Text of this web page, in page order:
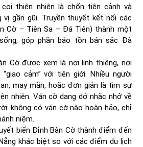
thiên nhiên là chốn tiên cảnh và
vị gần gũi. Truyền thuyết kết nối các
Cờ – Tiên Sa – Đá Tiên) thành một
góp phần bảo tồn bản sắc Đà
Cờ được xem là nơi linh thiêng, nơi
cảm” với tiên giới. Nhiều người
may mắn, hoặc đơn giản là tìm sự
nhiên. Ván cờ dang dở nhắc nhở về
không có ván cờ nào hoàn hảo, chỉ
niệm.
biến Đỉnh Bàn Cờ thành điểm đến
khác biệt so với các điểm du lịch